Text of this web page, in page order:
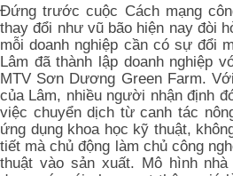
Đứng trước cuộc Cách mạng
thay đổi như vũ bão hiện nay đòi
mỗi doanh nghiệp cần có sự đổi
Lâm đã thành lập doanh nghiệp
MTV Sơn Dương Green Farm.
của Lâm, nhiều người nhận định
việc chuyển dịch từ canh tác
ứng dụng khoa học kỹ thuật,
tiết mà chủ động làm chủ công
thuật vào sản xuất. Mô hình